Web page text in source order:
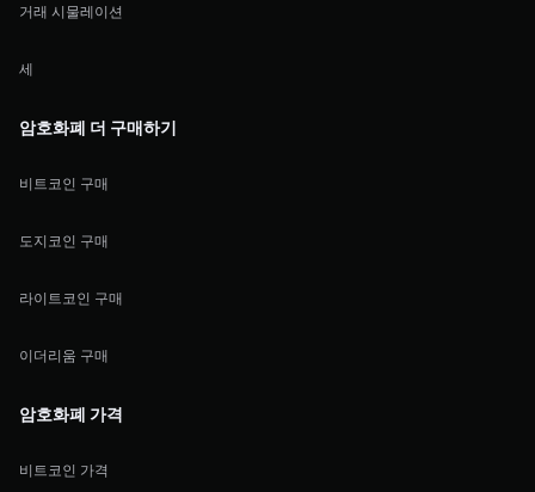
거래 시물레이션
세
암호화폐 더 구매하기
비트코인 구매
도지코인 구매
라이트코인 구매
이더리움 구매
암호화폐 가격
비트코인 가격